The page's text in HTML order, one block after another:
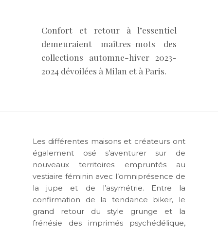
Confort et retour à l’essentiel
demeuraient maîtres-mots des
collections automne-hiver 2023-
2024 dévoilées à Milan et à Paris.
Les différentes maisons et créateurs ont
également osé s’aventurer sur de
nouveaux territoires empruntés au
vestiaire féminin avec l’omniprésence de
la jupe et de l’asymétrie. Entre la
confirmation de la tendance biker, le
grand retour du style grunge et la
frénésie des imprimés psychédélique,